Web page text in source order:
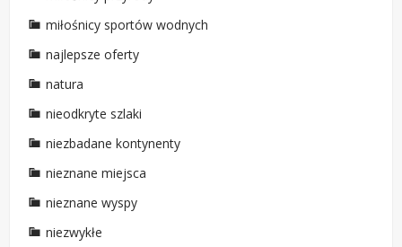
miłośnicy sportów wodnych
najlepsze oferty
natura
nieodkryte szlaki
niezbadane kontynenty
nieznane miejsca
nieznane wyspy
niezwykłe